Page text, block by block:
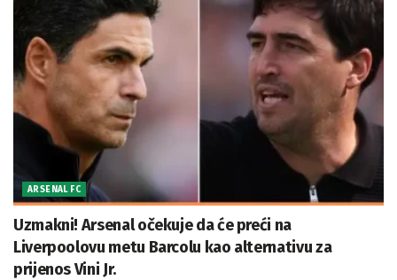
ARSENAL FC
Uzmakni! Arsenal očekuje da će preći na
Liverpoolovu metu Barcolu kao alternativu za
prijenos Vini Jr.